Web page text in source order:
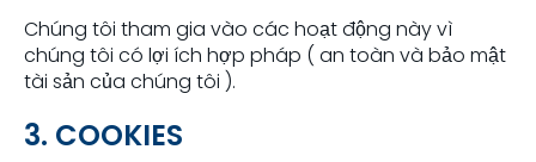
Chúng tôi tham gia vào các hoạt động này vì
chúng tôi có lợi ích hợp pháp ( an toàn và bảo mật
tài sản của chúng tôi ).
3. COOKIES